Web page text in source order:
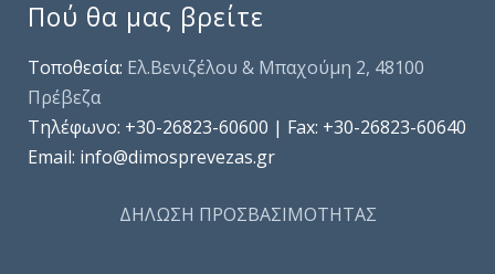
Πού θα μας βρείτε
Τοποθεσία: Ελ.Βενιζέλου & Μπαχούμη 2, 48100
Πρέβεζα
Τηλέφωνo: +30-26823-60600 | Fax: +30-26823-60640
Email: info@dimosprevezas.gr
ΔΗΛΩΣΗ ΠΡΟΣΒΑΣΙΜΟΤΗΤΑΣ